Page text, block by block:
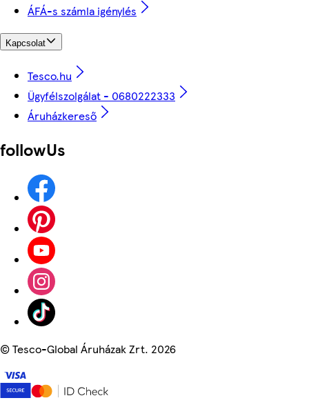
ÁFÁ-s számla igénylés
Kapcsolat
Tesco.hu
Ügyfélszolgálat - 0680222333
Áruházkereső
followUs
©Tesco-Global Áruházak Zrt. 2026